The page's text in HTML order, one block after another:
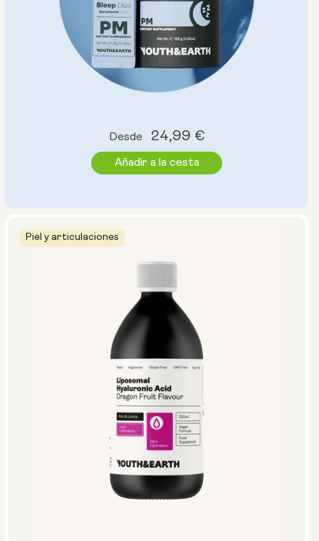
Piel y articulaciones
Precio
habitual
Desde 24,99 €
Añadir a la cesta